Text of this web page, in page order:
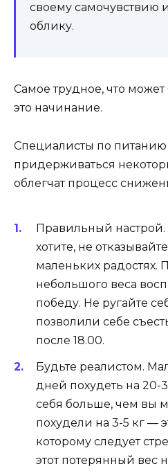
своему самочувствию
облику.
Самое трудное, что
это начинание.
Специалисты по питанию
придерживаться
облегчат процесс
Правильный настрой.
хотите, не
маленьких радостях.
небольшого веса
победу. Не ругайте
позволили себе
после 18.00.
Будьте реалистом.
дней похудеть на 20-
себя больше, чем вы
похудели на 3-5 кг —
которому следует
этот потерянный вес